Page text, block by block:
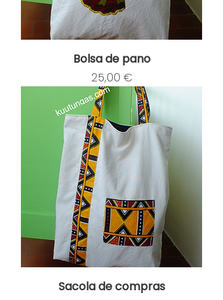
Bolsa de pano
Preço
25,00 €
Sacola de compras